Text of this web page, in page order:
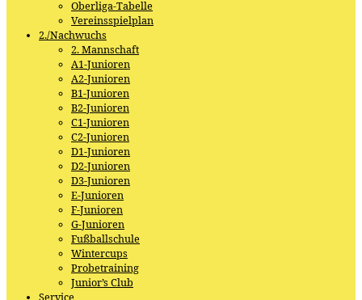
Oberliga-Tabelle
Vereinsspielplan
2./Nachwuchs
2. Mannschaft
A1-Junioren
A2-Junioren
B1-Junioren
B2-Junioren
C1-Junioren
C2-Junioren
D1-Junioren
D2-Junioren
D3-Junioren
E-Junioren
F-Junioren
G-Junioren
Fußballschule
Wintercups
Probetraining
Junior’s Club
Service